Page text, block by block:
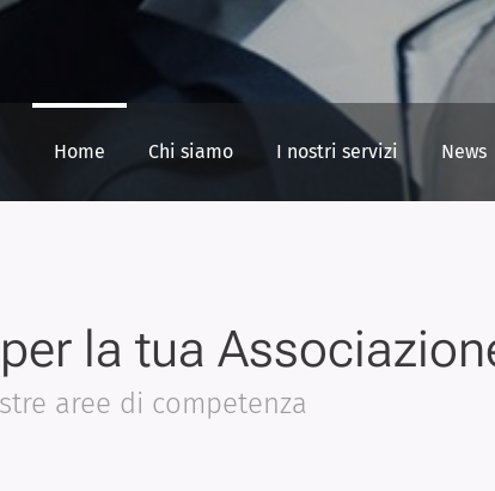
Home Chi siamo I nostri servizi News
la tua
aree di competenza